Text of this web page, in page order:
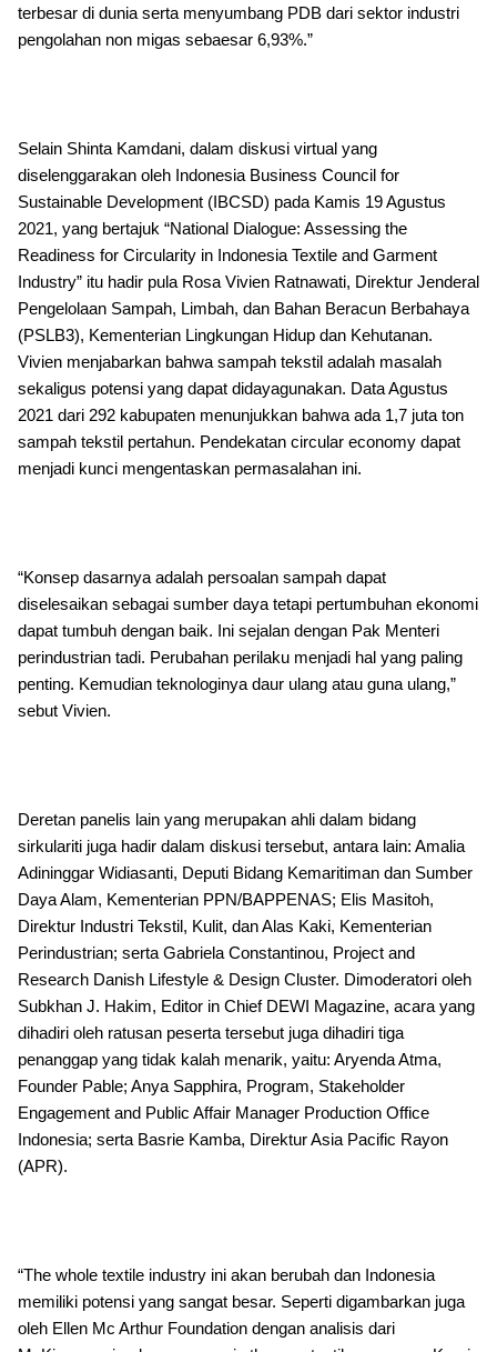
terbesar di dunia serta menyumbang PDB dari sektor industri
pengolahan non migas sebaesar 6,93%.”
Selain Shinta Kamdani, dalam diskusi virtual yang
diselenggarakan oleh Indonesia Business Council for
Sustainable Development (IBCSD) pada Kamis 19 Agustus
2021, yang bertajuk “National Dialogue: Assessing the
Readiness for Circularity in Indonesia Textile and Garment
Industry” itu hadir pula Rosa Vivien Ratnawati, Direktur Jenderal
Pengelolaan Sampah, Limbah, dan Bahan Beracun Berbahaya
(PSLB3), Kementerian Lingkungan Hidup dan Kehutanan.
Vivien menjabarkan bahwa sampah tekstil adalah masalah
sekaligus potensi yang dapat didayagunakan. Data Agustus
2021 dari 292 kabupaten menunjukkan bahwa ada 1,7 juta ton
sampah tekstil pertahun. Pendekatan circular economy dapat
menjadi kunci mengentaskan permasalahan ini.
“Konsep dasarnya adalah persoalan sampah dapat
diselesaikan sebagai sumber daya tetapi pertumbuhan ekonomi
dapat tumbuh dengan baik. Ini sejalan dengan Pak Menteri
perindustrian tadi. Perubahan perilaku menjadi hal yang paling
penting. Kemudian teknologinya daur ulang atau guna ulang,”
sebut Vivien.
Deretan panelis lain yang merupakan ahli dalam bidang
sirkulariti juga hadir dalam diskusi tersebut, antara lain: Amalia
Adininggar Widiasanti, Deputi Bidang Kemaritiman dan Sumber
Daya Alam, Kementerian PPN/BAPPENAS; Elis Masitoh,
Direktur Industri Tekstil, Kulit, dan Alas Kaki, Kementerian
Perindustrian; serta Gabriela Constantinou, Project and
Research Danish Lifestyle & Design Cluster. Dimoderatori oleh
Subkhan J. Hakim, Editor in Chief DEWI Magazine, acara yang
dihadiri oleh ratusan peserta tersebut juga dihadiri tiga
penanggap yang tidak kalah menarik, yaitu: Aryenda Atma,
Founder Pable; Anya Sapphira, Program, Stakeholder
Engagement and Public Affair Manager Production Office
Indonesia; serta Basrie Kamba, Direktur Asia Pacific Rayon
(APR).
“The whole textile industry ini akan berubah dan Indonesia
memiliki potensi yang sangat besar. Seperti digambarkan juga
oleh Ellen Mc Arthur Foundation dengan analisis dari